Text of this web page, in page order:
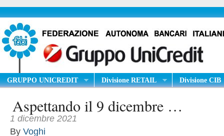
GRUPPO UNICREDIT Divisione RETAIL Divisione CIB
Aspettando il 9 dicembre …
1 dicembre 2021
By Voghi